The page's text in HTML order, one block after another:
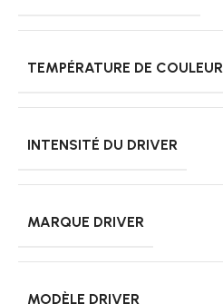
TEMPÉRATURE DE COULEUR
INTENSITÉ DU DRIVER
MARQUE DRIVER
MODÈLE DRIVER